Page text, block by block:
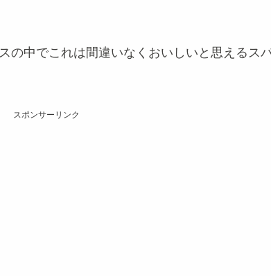
の中でこれは間違いなくおいしいと思えるス
スポンサーリンク